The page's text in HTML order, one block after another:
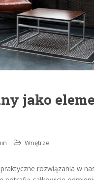
jako
Wnętrze
rozwiązania w